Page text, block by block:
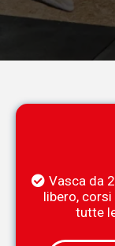
Vasca da
libero,
tutte